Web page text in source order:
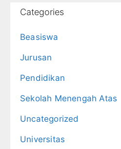
Categories
Beasiswa
Jurusan
Pendidikan
Sekolah Menengah Atas
Uncategorized
Universitas